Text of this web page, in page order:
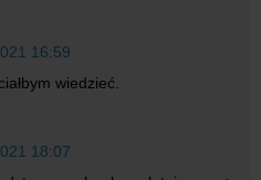
16:59
wiedzieć.
18:07